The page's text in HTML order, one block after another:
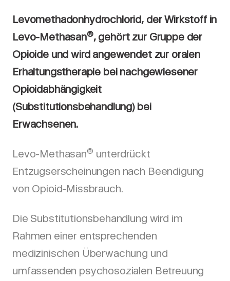
Levomethadonhydrochlorid, der Wirkstoff in
Levo-Methasan®, gehört zur Gruppe der
Opioide und wird angewendet zur oralen
Erhaltungstherapie bei nachgewiesener
Opioidabhängigkeit
(Substitutionsbehandlung) bei
Erwachsenen.
Levo-Methasan® unterdrückt
Entzugserscheinungen nach Beendigung
von Opioid-Missbrauch.
Die Substitutionsbehandlung wird im
Rahmen einer entsprechenden
medizinischen Überwachung und
umfassenden psychosozialen Betreuung